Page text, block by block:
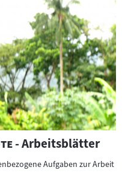
"
- Arbeitsblätter
Aufgaben zur Arbeit